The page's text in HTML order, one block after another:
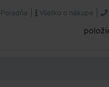
Poradňa Všetko o nákupe